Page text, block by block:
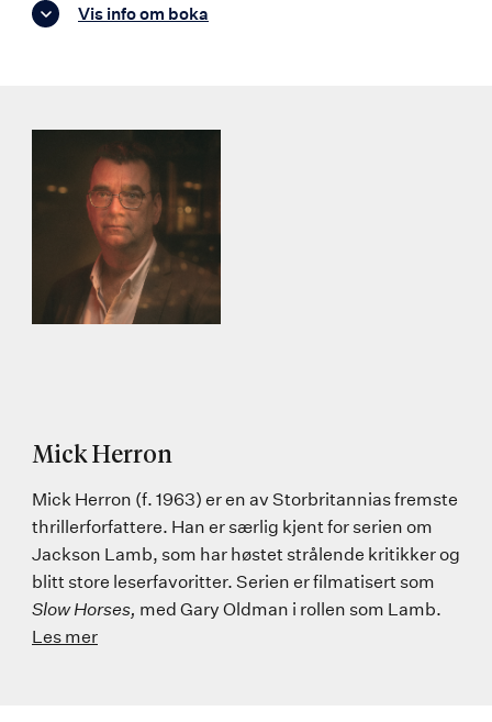
Vis info om boka
Mick Herron
Mick Herron (f. 1963) er en av Storbritannias fremste
thrillerforfattere. Han er særlig kjent for serien om
Jackson Lamb, som har høstet strålende kritikker og
blitt store leserfavoritter. Serien er filmatisert som
Slow Horses, med Gary Oldman i rollen som Lamb.
Les mer